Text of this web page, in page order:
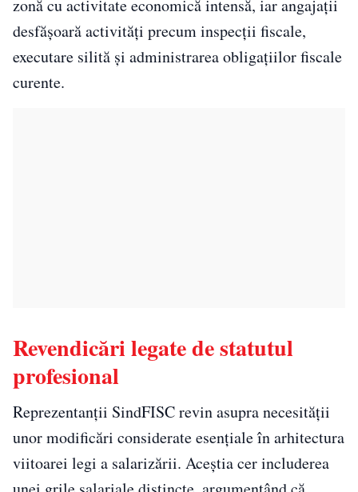
zonă cu activitate economică intensă, iar angajații
desfășoară activități precum inspecții fiscale,
executare silită și administrarea obligațiilor fiscale
curente.
Revendicări legate de statutul
profesional
Reprezentanții SindFISC revin asupra necesității
unor modificări considerate esențiale în arhitectura
viitoarei legi a salarizării. Aceștia cer includerea